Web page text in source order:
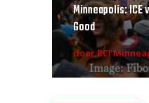
Minneapolis: ICE
Good
door RCI